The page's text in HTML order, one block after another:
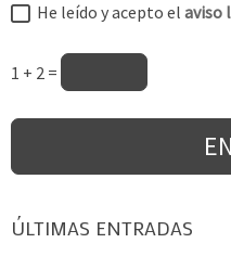
He leído y acepto el aviso
1 + 2 =
ÚLTIMAS ENTRADAS